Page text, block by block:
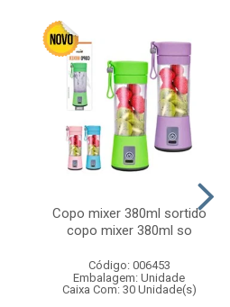
Copo mixer 380ml sortido
copo mixer 380ml so
Código: 006453
Embalagem: Unidade
Caixa Com: 30 Unidade(s)